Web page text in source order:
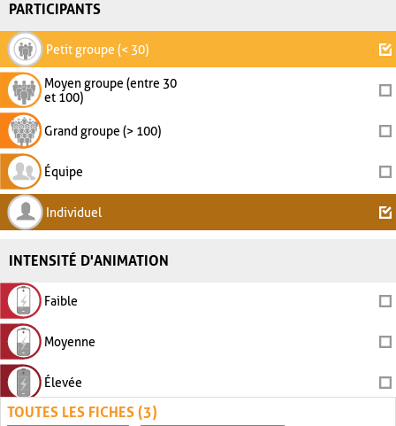
PARTICIPANTS
Petit groupe (< 30)
Moyen groupe (entre 30
et 100)
Grand groupe (> 100)
Équipe
Individuel
INTENSITÉ D'ANIMATION
Faible
Moyenne
Élevée
TOUTES LES FICHES (3)